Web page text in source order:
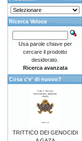
Ricerca Veloce
Usa parole chiave per
cercare il prodotto
desiderato.
Ricerca avanzata
Cosa c'e' di nuovo?
TRITTICO DEI GENOCIDI